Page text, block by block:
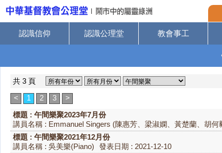
認識信仰 認識公理堂 教會事工
共 3 頁
<
1 2 3
>
標題 : 午間樂聚2023年7月份
講員名稱 : Emmanuel Singers (陳惠芳、梁淑嫻、黃楚蘭、胡何
標題 : 午間樂聚2021年12月份
講員名稱 : 吳美樂(Piano)
發表日期 : 2021-12-10